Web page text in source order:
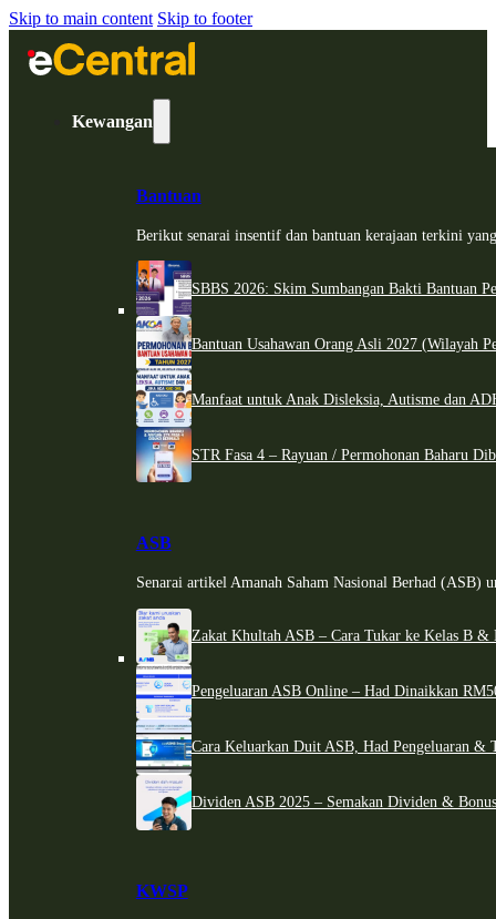
Skip to main content Skip to footer
Kewangan
Bantuan
Berikut senarai insentif dan bantuan kerajaan terkini
SBBS 2026: Skim Sumbangan Bakti Bantuan
Bantuan Usahawan Orang Asli 2027 (Wilayah
Manfaat untuk Anak Disleksia, Autisme dan
STR Fasa 4 – Rayuan / Permohonan Baharu
ASB
Senarai artikel Amanah Saham Nasional Berhad (ASB)
Zakat Khultah ASB – Cara Tukar ke Kelas B &
Pengeluaran ASB Online – Had Dinaikkan
Cara Keluarkan Duit ASB, Had Pengeluaran &
Dividen ASB 2025 – Semakan Dividen &
KWSP